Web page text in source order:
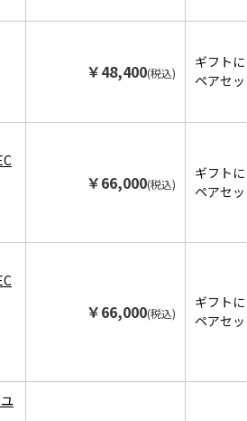
￥48,400(税込)
ギフト
ペアセッ
￥66,000(税込)
ギフト
ペアセッ
￥66,000(税込)
ギフト
ペアセッ